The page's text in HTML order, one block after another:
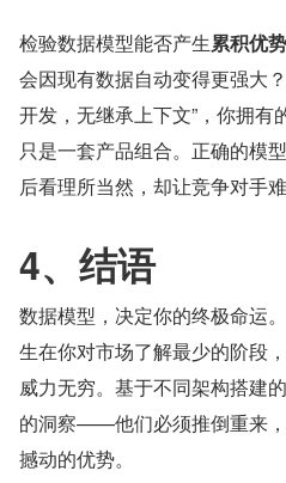
检验数据模型能否产生累积优势
会因现有数据自动变得更强大
开发，无继承上下文”，你拥有
只是一套产品组合。正确的模
后看理所当然，却让竞争对手难
4、结语
数据模型，决定你的终极命运
生在你对市场了解最少的阶段
威力无穷。基于不同架构搭建
的洞察——他们必须推倒重来
撼动的优势。